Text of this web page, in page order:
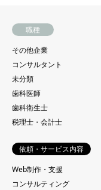
職種
その他企業
コンサルタント
未分類
歯科医師
歯科衛生士
税理士・会計士
依頼・サービス内容
Web制作・支援
コンサルティング